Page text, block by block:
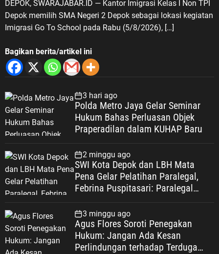
DEPOK, SWARAJABAR.ID — Kantor Imigrasi Kelas I Non TPI
Depok memilih SMA Negeri 2 Depok sebagai lokasi kegiatan
Imigrasi Go To School pada Rabu (5/8/2026), […]
Bagikan berita/artikel ini
3 hari ago
Polda Metro Jaya Gelar Seminar
Hukum Bahas Perluasan Objek
Praperadilan dalam KUHAP Baru
2 minggu ago
SWI Kota Depok dan LBH Mata
Pena Gelar Pelatihan Paralegal,
Febrina Puspitasari: Paralegal
Keadilan Warga Depok
3 minggu ago
Agus Flores Soroti Penegakan
Hukum: Jangan Ada Kesan
Perlindungan terhadap Terduga